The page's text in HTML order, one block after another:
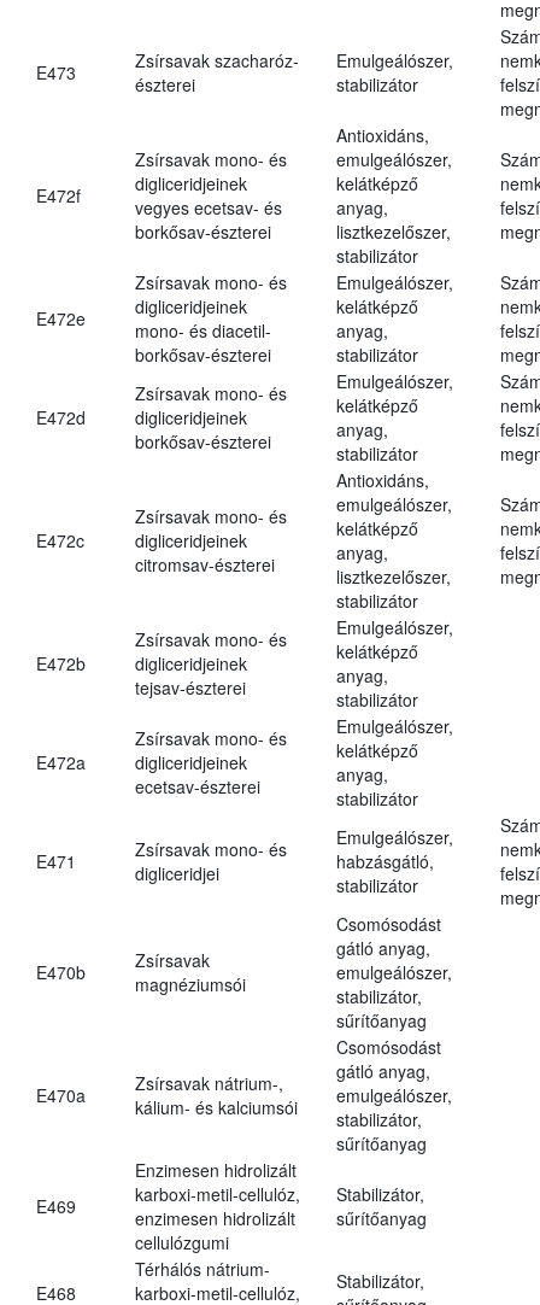
E473
Zsírsavak szacharóz-
észterei
Emulgeálószer,
stabilizátor
E472f
Zsírsavak mono- és
digliceridjeinek
vegyes ecetsav- és
borkősav-észterei
Antioxidáns,
emulgeálószer,
kelátképző
anyag,
lisztkezelőszer,
stabilizátor
E472e
Zsírsavak mono- és
digliceridjeinek
mono- és diacetil-
borkősav-észterei
Emulgeálószer,
kelátképző
anyag,
stabilizátor
E472d
Zsírsavak mono- és
digliceridjeinek
borkősav-észterei
Emulgeálószer,
kelátképző
anyag,
stabilizátor
E472c
Zsírsavak mono- és
digliceridjeinek
citromsav-észterei
Antioxidáns,
emulgeálószer,
kelátképző
anyag,
lisztkezelőszer,
stabilizátor
E472b
Zsírsavak mono- és
digliceridjeinek
tejsav-észterei
Emulgeálószer,
kelátképző
anyag,
stabilizátor
E472a
Zsírsavak mono- és
digliceridjeinek
ecetsav-észterei
Emulgeálószer,
kelátképző
anyag,
stabilizátor
E471
Zsírsavak mono- és
digliceridjei
Emulgeálószer,
habzásgátló,
stabilizátor
E470b
Zsírsavak
magnéziumsói
Csomósodást
gátló anyag,
emulgeálószer,
stabilizátor,
sűrítőanyag
E470a
Zsírsavak nátrium-,
kálium- és kalciumsói
Csomósodást
gátló anyag,
emulgeálószer,
stabilizátor,
sűrítőanyag
E469
Enzimesen hidrolizált
karboxi-metil-cellulóz,
enzimesen hidrolizált
cellulózgumi
Stabilizátor,
sűrítőanyag
E468
Térhálós nátrium-
karboxi-metil-cellulóz,
Stabilizátor,